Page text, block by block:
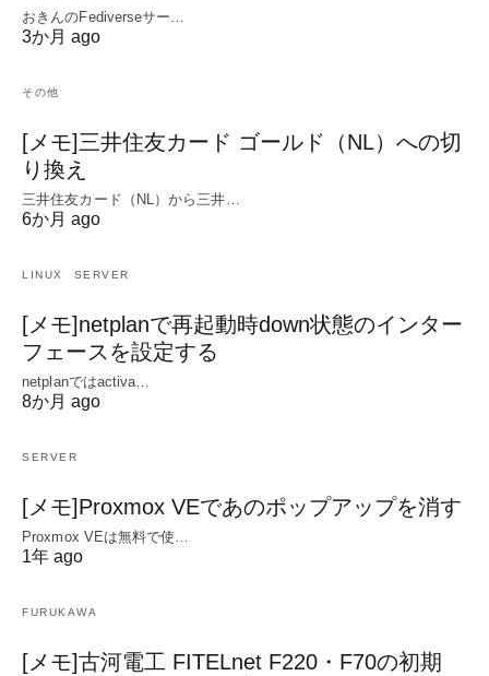
おきんのFediverseサー…
3か月 ago
その他
[メモ]三井住友カード ゴールド（NL）への切
り換え
三井住友カード（NL）から三井…
6か月 ago
LINUX SERVER
[メモ]netplanで再起動時down状態のインター
フェースを設定する
netplanではactiva…
8か月 ago
SERVER
[メモ]Proxmox VEであのポップアップを消す
Proxmox VEは無料で使…
1年 ago
FURUKAWA
[メモ]古河電工 FITELnet F220・F70の初期